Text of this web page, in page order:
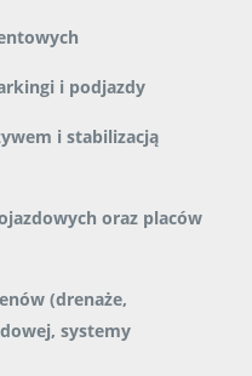
i podjazdy
i stabilizacją
oraz placów
(drenaże,
systemy